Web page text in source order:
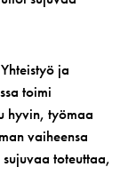
ja
toimi
hyvin, työmaa
vaiheensa
toteuttaa,